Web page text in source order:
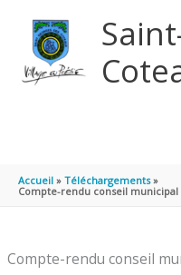
Accueil
Téléchargements
Compte-rendu conseil municipal
Compte-rendu conseil